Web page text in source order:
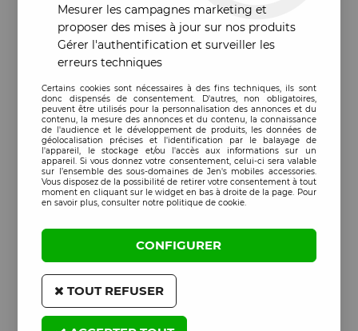
Mesurer les campagnes marketing et
proposer des mises à jour sur nos produits
Gérer l'authentification et surveiller les
erreurs techniques
Certains cookies sont nécessaires à des fins techniques, ils sont
donc dispensés de consentement. D'autres, non obligatoires,
peuvent être utilisés pour la personnalisation des annonces et du
contenu, la mesure des annonces et du contenu, la connaissance
de l'audience et le développement de produits, les données de
géolocalisation précises et l'identification par le balayage de
l'appareil, le stockage et/ou l'accès aux informations sur un
appareil. Si vous donnez votre consentement, celui-ci sera valable
sur l’ensemble des sous-domaines de Jen's mobiles accessories.
Vous disposez de la possibilité de retirer votre consentement à tout
moment en cliquant sur le widget en bas à droite de la page. Pour
en savoir plus, consulter notre politique de cookie.
CONFIGURER
TOUT REFUSER